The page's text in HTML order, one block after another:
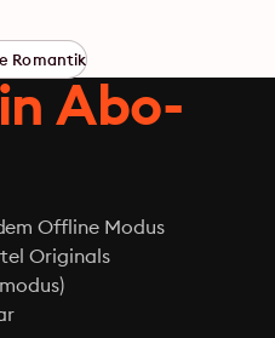
Romantik
Abo-
Offline Modus
Originals